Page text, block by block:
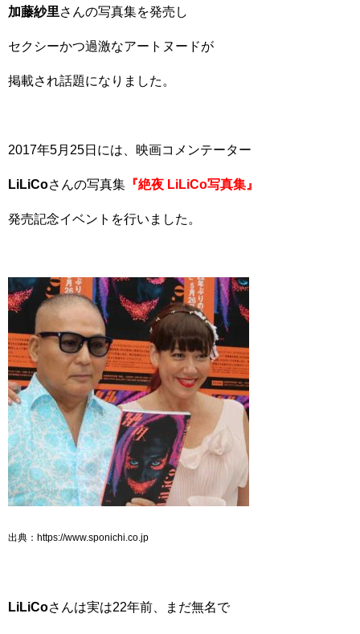
加藤紗里さんの写真集を発売し
セクシーかつ過激なアートヌードが
掲載され話題になりました。
2017年5月25日には、映画コメンテーター
LiLiCoさんの写真集 『絶夜 LiLiCo写真集』
発売記念イベントを行いました。
出典：https://www.sponichi.co.jp
LiLiCoさんは実は22年前、まだ無名で